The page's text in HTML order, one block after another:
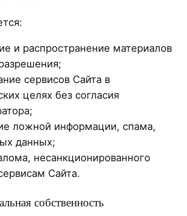
и распространение материалов
сервисов Сайта в
целях без согласия
ложной информации, спама,
данных;
несанкционированного
Сайта.
собственность